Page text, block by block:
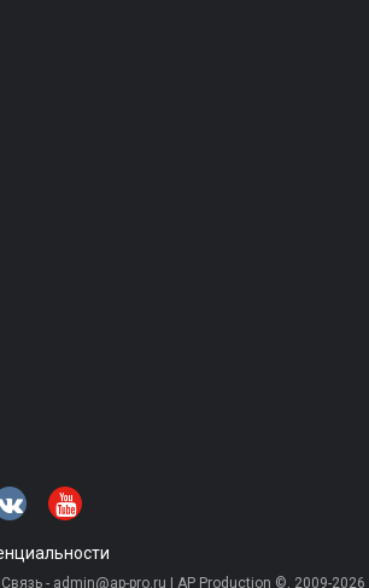
- admin@ap-pro.ru | AP Production ©, 2009-2026 |